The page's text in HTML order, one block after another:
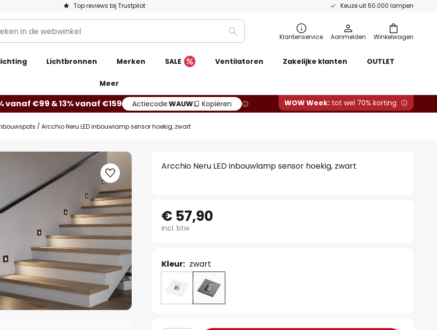
Top reviews bij Trustpilot Keuze uit 50.000 lampen
Winkelwagen
Zoeken Klantenservice Aanmelden
Lichtbronnen Merken SALE Ventilatoren Zakelijke klanten OUTLET
Meer
vanaf €99 & 13% vanaf €159 Actiecode:WAUW Kopiëren WOW Week: tot wel 70% korting
Arcchio Neru LED inbouwlamp sensor hoekig, zwart
Arcchio Neru LED inbouwlamp sensor hoekig, zwart
€ 57,90
incl. btw
Kleur: zwart